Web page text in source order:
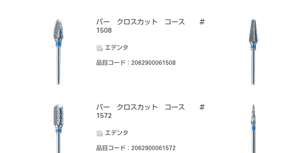
バー クロスカット コース ＃
1508
エデンタ
品目コード ：2062900061508
バー クロスカット コース ＃
1572
エデンタ
品目コード ：2062900061572